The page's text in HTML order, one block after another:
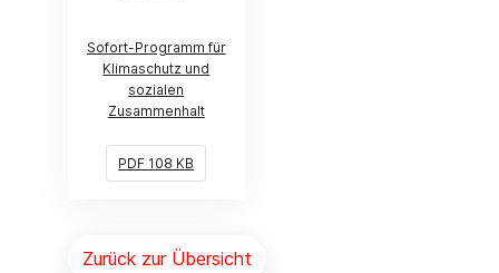
Sofort-Programm für
Klimaschutz und
sozialen
Zusammenhalt
PDF 108 KB
Zurück zur Übersicht